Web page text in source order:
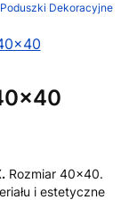
Poduszki Dekoracyjne
Rozmiar 40x40.
i estetyczne